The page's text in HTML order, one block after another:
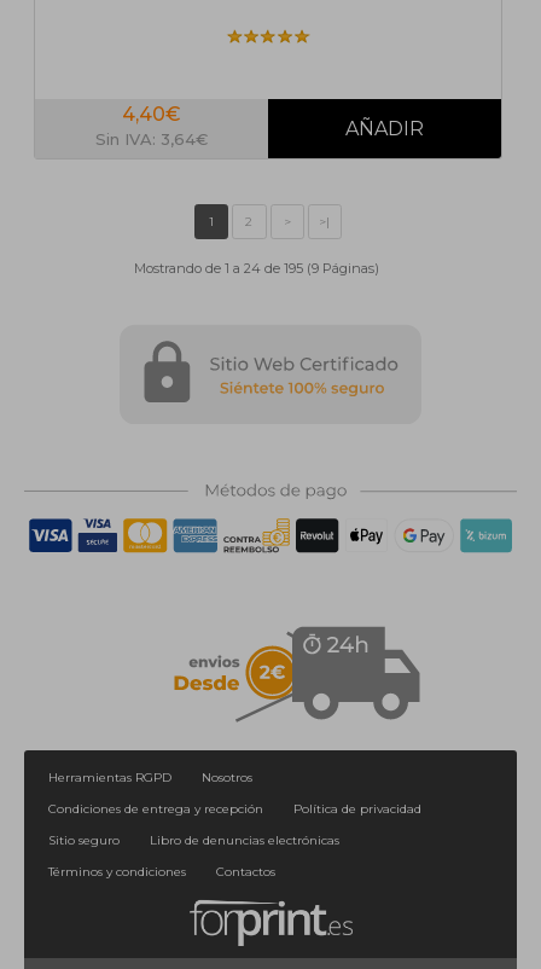
4,40€
Sin IVA: 3,64€
Mostrando de 1 a 24 de 195 (9 Páginas)
Herramientas RGPD
Nosotros
Condiciones de entrega y recepción
Política de privacidad
Sitio seguro
Libro de denuncias electrónicas
Términos y condiciones
Contactos